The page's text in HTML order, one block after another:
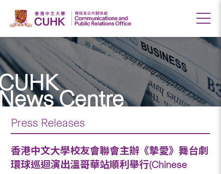
Centre
Press Releases
香港中文大學校友會聯會主辦《摯愛》舞台劇
環球巡迴演出溫哥華站順利舉行(Chinese